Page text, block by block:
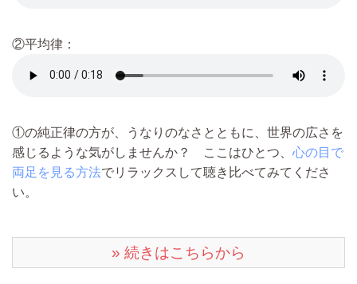
②平均律：
①の純正律の方が、うなりのなさとともに、世界の広さを
感じるような気がしませんか？ ここはひとつ、 心の目で
両足を見る方法でリラックスして聴き比べてみてくださ
い。
» 続きはこちらから